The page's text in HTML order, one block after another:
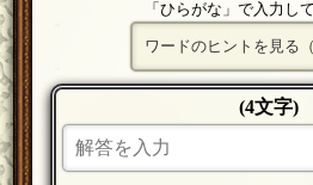
「ひらがな」で入力し
ワードのヒントを見る
(4文字)